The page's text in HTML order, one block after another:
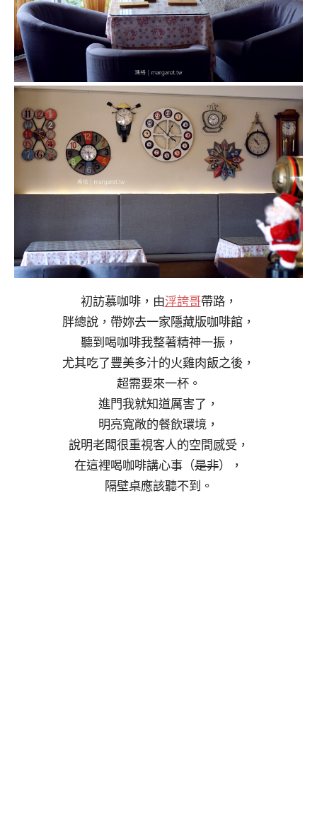
初訪慕咖啡，由浮誇哥帶路，
胖總說，帶妳去一家隱藏版咖啡館，
聽到喝咖啡我整著精神一振，
尤其吃了豐美多汁的火雞肉飯之後，
超需要來一杯。
進門我就知道厲害了，
明亮寬敞的餐飲環境，
說明老闆很重視客人的空間感受，
在這裡喝咖啡講心事（是非），
隔壁桌應該聽不到。